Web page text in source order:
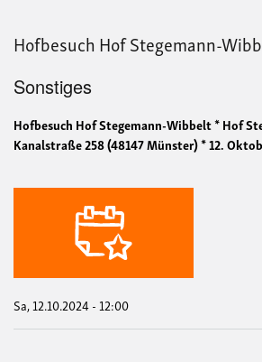
Hofbesuch Hof Stegemann-
Sonstiges
Hofbesuch Hof Stegemann-Wibbelt * Hof
Kanalstraße 258 (48147 Münster) * 12.
Sa, 12.10.2024 - 12:00